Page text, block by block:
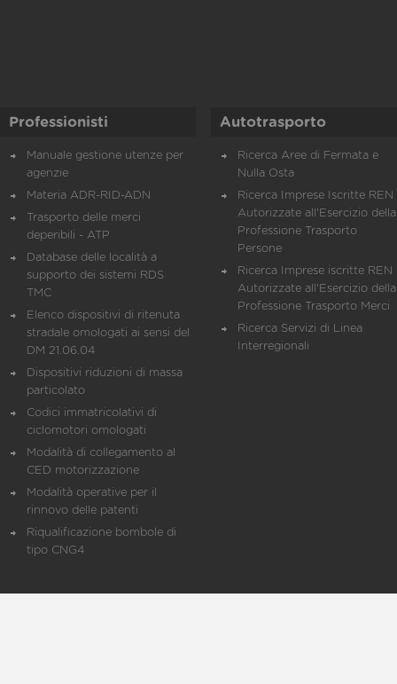
Professionisti
Manuale gestione utenze per
agenzie
Materia ADR-RID-ADN
Trasporto delle merci
deperibili - ATP
Database delle località a
supporto dei sistemi RDS
TMC
Elenco dispositivi di ritenuta
stradale omologati ai sensi del
DM 21.06.04
Dispositivi riduzioni di massa
particolato
Codici immatricolativi di
ciclomotori omologati
Modalità di collegamento al
CED motorizzazione
Modalità operative per il
rinnovo delle patenti
Riqualificazione bombole di
tipo CNG4
Autotrasporto
Ricerca Aree di Fermata e
Nulla Osta
Ricerca Imprese Iscritte REN
Autorizzate all'Esercizio della
Professione Trasporto
Persone
Ricerca Imprese iscritte REN
Autorizzate all'Esercizio della
Professione Trasporto Merci
Ricerca Servizi di Linea
Interregionali